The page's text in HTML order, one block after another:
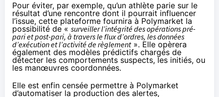
Pour éviter, par exemple, qu’un athlète parie sur le
résultat d’une rencontre dont il pourrait influencer
l’issue, cette plateforme fournira à Polymarket la
possibilité de « surveiller l’intégrité des opérations pré-
pari et post-pari, à travers le flux d’ordres, les données
d’exécution et l’activité de règlement». Elle opèrera
également des modèles prédictifs chargés de
détecter les comportements suspects, les initiés, ou
les manœuvres coordonnées.
Elle est enfin censée permettre à Polymarket
d’automatiser la production des alertes,